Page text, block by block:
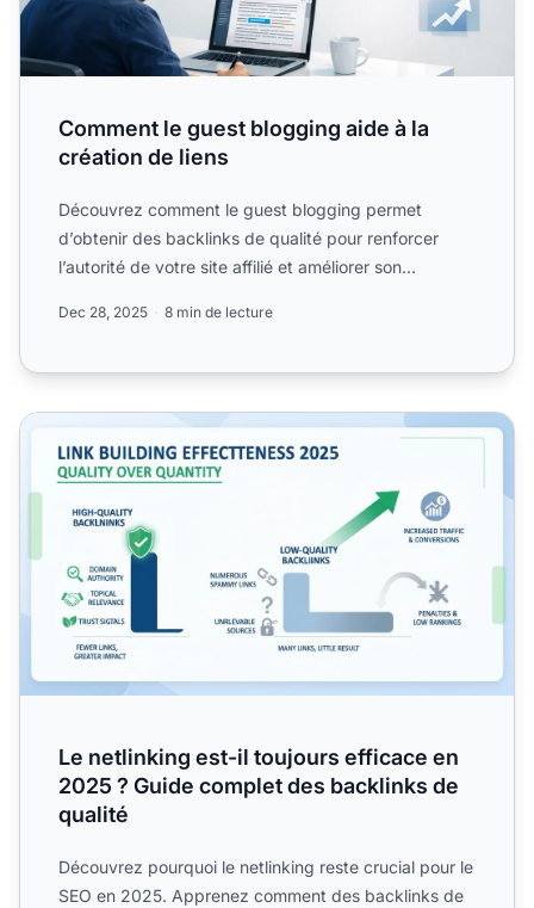
Comment le guest blogging aide à la
création de liens
Découvrez comment le guest blogging permet
d’obtenir des backlinks de qualité pour renforcer
l’autorité de votre site affilié et améliorer son
Dec 28, 2025 8 min de lecture
Le netlinking est-il toujours efficace en 2025 ? Guide
Le netlinking est-il toujours efficace en
2025 ? Guide complet des backlinks de
qualité
Découvrez pourquoi le netlinking reste crucial pour le
SEO en 2025. Apprenez comment des backlinks de